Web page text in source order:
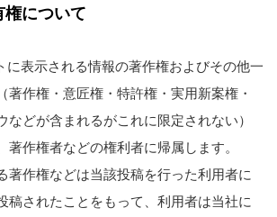
権について
に表示される情報の著作権およびその他一
著作権・意匠権・特許権・実用新案権・
などが含まれるがこれに限定されない）
著作権者などの権利者に帰属します。
著作権などは当該投稿を行った利用者に
稿されたことをもって、利用者は当社に